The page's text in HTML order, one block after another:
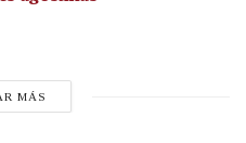
MÁS